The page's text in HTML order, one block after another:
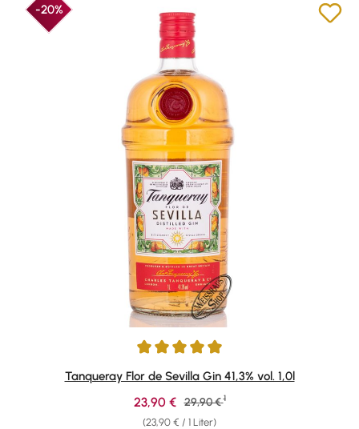
-20%
Durchschnittliche Bewertung von 4.9 von 5 Sternen
Tanqueray Flor de Sevilla Gin 41,3% vol. 1,0l
(23,90 € / 1 Liter)
Verkaufspreis:
23,90 € Regulärer Preis:
29,90 € 1